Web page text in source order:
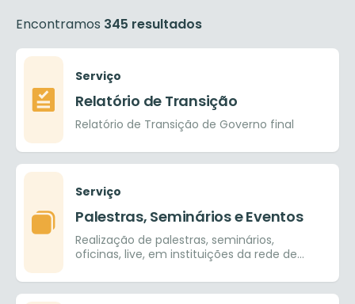
Encontramos 345 resultados
Serviço
Relatório de Transição
Relatório de Transição de Governo final
Serviço
Palestras, Seminários e Eventos
Realização de palestras, seminários,
oficinas, live, em instituições da rede de
fundamental, médio e superior.